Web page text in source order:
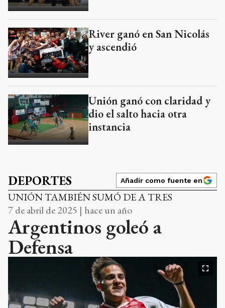
River ganó en San Nicolás
y ascendió
Unión ganó con claridad y
dio el salto hacia otra
instancia
DEPORTES Añadir como fuente en
UNIÓN TAMBIÉN SUMÓ DE A TRES
7 de abril de 2025 | hace un año
Argentinos goleó a
Defensa